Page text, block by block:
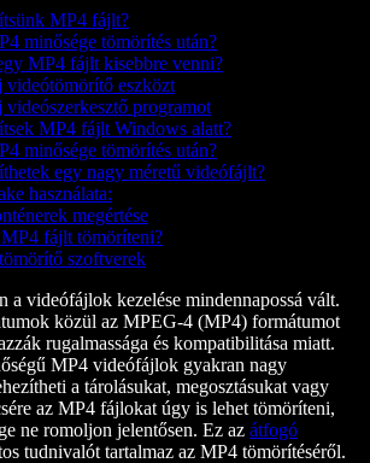
MP4 fájlt?
minősége tömörítés után?
MP4 fájlt kisebbre venni?
videótömörítő eszközt
videószerkesztő programot
MP4 fájlt Windows alatt?
minősége tömörítés után?
egy nagy méretű videófájlt?
használata:
megértése
fájlt tömöríteni?
szoftverek
a videófájlok kezelése mindennapossá vált.
közül az MPEG-4 (MP4) formátumot
rugalmassága és kompatibilitása miatt.
MP4 videófájlok gyakran nagy
a tárolásukat, megosztásukat vagy
az MP4 fájlokat úgy is lehet tömöríteni,
ne romoljon jelentősen. Ez az átfogó
tudnivalót tartalmaz az MP4 tömörítéséről.